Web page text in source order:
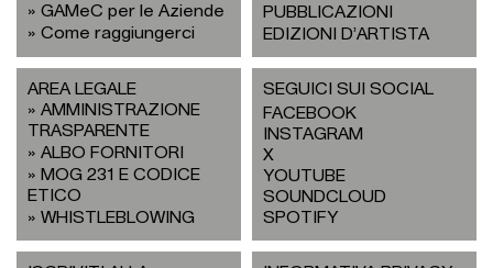
GAMeC per le Aziende
Come raggiungerci
PUBBLICAZIONI
EDIZIONI D’ARTISTA
AREA LEGALE
AMMINISTRAZIONE
TRASPARENTE
ALBO FORNITORI
MOG 231 E CODICE
ETICO
WHISTLEBLOWING
SEGUICI SUI SOCIAL
FACEBOOK
INSTAGRAM
X
YOUTUBE
SOUNDCLOUD
SPOTIFY